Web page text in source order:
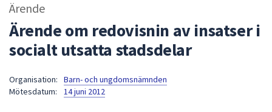
sökfältet
kommer
sökförslag
Ärende
Ärende om redovisnin av insatser i
socialt utsatta stadsdelar
Organisation:
Barn- och ungdomsnämnden
Mötesdatum:
14 juni 2012